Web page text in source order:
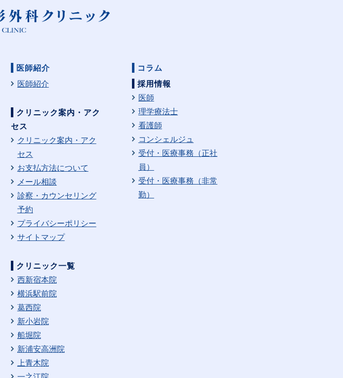
医師紹介
医師紹介
クリニック案内・アク
セス
クリニック案内・アク
セス
お支払方法について
メール相談
診察・カウンセリング
予約
プライバシーポリシー
サイトマップ
クリニック一覧
西新宿本院
横浜駅前院
葛西院
新小岩院
船堀院
新浦安高洲院
上青木院
コラム
採用情報
医師
理学療法士
看護師
コンシェルジュ
受付・医療事務（正社
員）
受付・医療事務（非常
勤）